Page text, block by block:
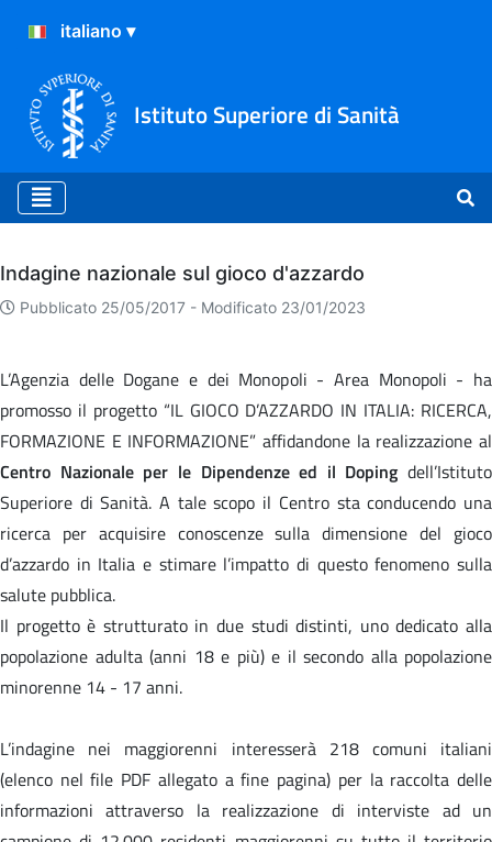
Istituto Superiore di Sanità
Archivio
Indagine nazionale sul gioco d'azzardo
Pubblicato 25/05/2017 - Modificato 23/01/2023
L’Agenzia delle Dogane e dei Monopoli - Area Monopoli - ha
promosso il progetto “IL GIOCO D’AZZARDO IN ITALIA: RICERCA,
FORMAZIONE E INFORMAZIONE” affidandone la realizzazione al
Centro Nazionale per le Dipendenze ed il Doping dell’Istituto
Superiore di Sanità. A tale scopo il Centro sta conducendo una
ricerca per acquisire conoscenze sulla dimensione del gioco
d’azzardo in Italia e stimare l’impatto di questo fenomeno sulla
salute pubblica.
Il progetto è strutturato in due studi distinti, uno dedicato alla
popolazione adulta (anni 18 e più) e il secondo alla popolazione
minorenne 14 - 17 anni.
L’indagine nei maggiorenni interesserà 218 comuni italiani
(elenco nel file PDF allegato a fine pagina) per la raccolta delle
informazioni attraverso la realizzazione di interviste ad un